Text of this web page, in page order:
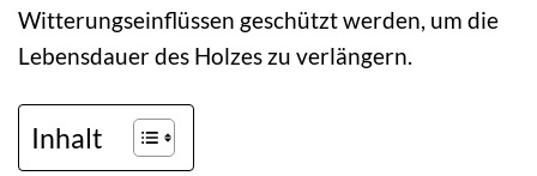
Witterungseinflüssen geschützt werden, um die
Lebensdauer des Holzes zu verlängern.
Inhalt